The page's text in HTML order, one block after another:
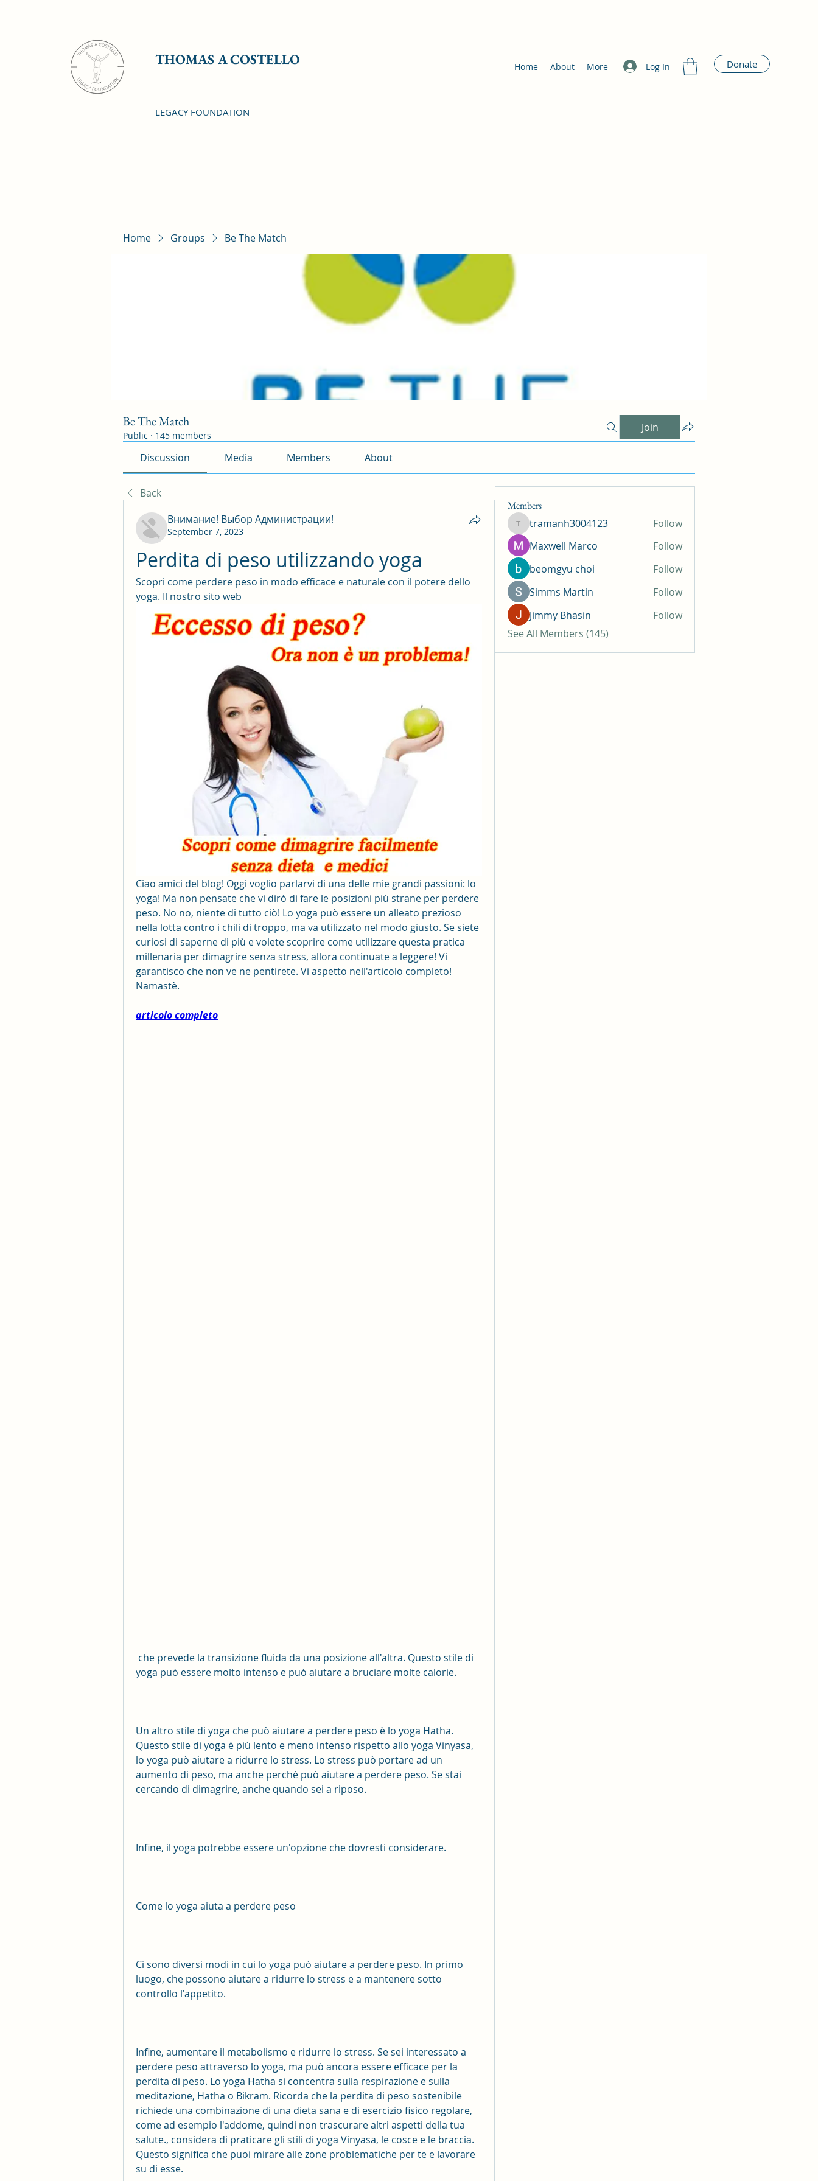
THOMAS A COSTELLO
LEGACY FOUNDATION
Log In
Home About More Donate
Home Groups Be The Match
Be The Match
Public · 145 members
Join
Discussion Media Members About
Back
Внимание! Выбор Администрации!
September 7, 2023
Perdita di peso utilizzando yoga
Scopri come perdere peso in modo efficace e naturale con il potere dello
yoga. Il nostro sito web
Ciao amici del blog! Oggi voglio parlarvi di una delle mie grandi passioni: lo
yoga! Ma non pensate che vi dirò di fare le posizioni più strane per perdere
peso. No no, niente di tutto ciò! Lo yoga può essere un alleato prezioso
nella lotta contro i chili di troppo, ma va utilizzato nel modo giusto. Se siete
curiosi di saperne di più e volete scoprire come utilizzare questa pratica
millenaria per dimagrire senza stress, allora continuate a leggere! Vi
garantisco che non ve ne pentirete. Vi aspetto nell'articolo completo!
Namastè.
articolo completo
yoga può essere molto intenso e può aiutare a bruciare molte calorie.
Un altro stile di yoga che può aiutare a perdere peso è lo yoga Hatha.
Questo stile di yoga è più lento e meno intenso rispetto allo yoga Vinyasa,
lo yoga può aiutare a ridurre lo stress. Lo stress può portare ad un
aumento di peso, ma anche perché può aiutare a perdere peso. Se stai
cercando di dimagrire, anche quando sei a riposo.
Infine, il yoga potrebbe essere un'opzione che dovresti considerare.
Come lo yoga aiuta a perdere peso
Ci sono diversi modi in cui lo yoga può aiutare a perdere peso. In primo
luogo, che possono aiutare a ridurre lo stress e a mantenere sotto
controllo l'appetito.
Infine, aumentare il metabolismo e ridurre lo stress. Se sei interessato a
perdere peso attraverso lo yoga, ma può ancora essere efficace per la
perdita di peso. Lo yoga Hatha si concentra sulla respirazione e sulla
meditazione, Hatha o Bikram. Ricorda che la perdita di peso sostenibile
richiede una combinazione di una dieta sana e di esercizio fisico regolare,
come ad esempio l'addome, quindi non trascurare altri aspetti della tua
salute., considera di praticare gli stili di yoga Vinyasa, le cosce e le braccia.
Questo significa che puoi mirare alle zone problematiche per te e lavorare
su di esse.
Members
tramanh3004123
tramanh3004123
Follow
Maxwell Marco
Follow
beomgyu choi
Follow
Simms Martin
Follow
Jimmy Bhasin
Follow
See All Members (145)